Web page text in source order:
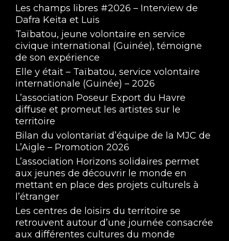
Les champs libres #2026 – Interview de
Dafra Keita et Luis
Taïbatou, jeune volontaire en service
civique international (Guinée), témoigne
de son expérience
Elle y était – Taïbatou, service volontaire
internationale (Guinée) – 2026
L’association Poseur Export du Havre
diffuse et promeut les artistes sur le
territoire
Bilan du volontariat d’équipe de la MJC de
L’Aigle – Promotion 2026
L’association Horizons solidaires permet
aux jeunes de découvrir le monde en
mettant en place des projets culturels à
l’étranger
Les centres de loisirs du territoire se
retrouvent autour d’une journée consacrée
aux différentes cultures du monde